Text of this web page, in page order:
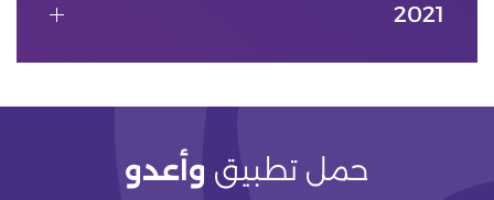
2021
حمل تطبيق وأعدو